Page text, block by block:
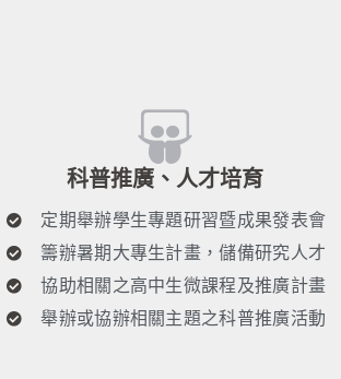
科普推廣、人才培育
定期舉辦學生專題研習暨成果發表會
籌辦暑期大專生計畫，儲備研究人才
協助相關之高中生微課程及推廣計畫
舉辦或協辦相關主題之科普推廣活動